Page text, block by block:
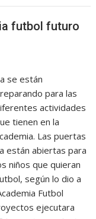
futbol futuro
se están
para las
actividades
tienen en la
Las puertas
están abiertas para
niños que quieran
según lo dio a
Futbol
ejecutara